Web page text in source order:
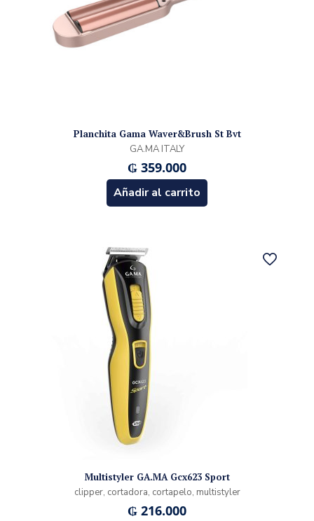
Planchita Gama Waver&Brush St Bvt
GA.MA ITALY
₲ 359.000
Añadir al carrito
Multistyler GA.MA Gcx623 Sport
clipper, cortadora, cortapelo, multistyler
₲ 216.000